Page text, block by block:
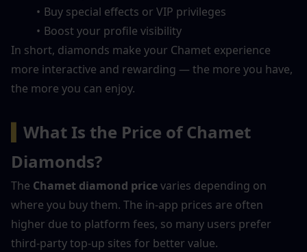
Buy special effects or VIP privileges
Boost your profile visibility
In short, diamonds make your Chamet experience
more interactive and rewarding — the more you have,
the more you can enjoy.
What Is the Price of Chamet
Diamonds?
The Chamet diamond price varies depending on
where you buy them. The in-app prices are often
higher due to platform fees, so many users prefer
third-party top-up sites for better value.